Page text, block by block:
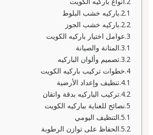
باركيه خشب البلوط
باركيه خشب الجوز
عوامل اختيار باركيه الكويت
المتانة والصيانة
تصميم وألوان الباركيه
خطوات تركيب باركيه الكويت
تنظيف وإعداد الأرضية
تركيب الباركيه بدقة واتقان
نصائح للعناية بباركيه الكويت
التنظيف اليومي
الحفاظ على توازن الرطوبة